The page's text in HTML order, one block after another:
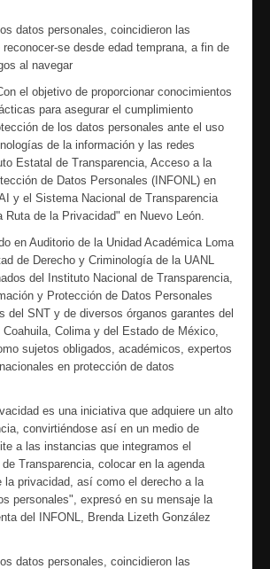
datos personales, coincidieron las
se desde edad temprana, a fin de
al navegar
el objetivo de proporcionar conocimientos
para asegurar el cumplimiento
de los datos personales ante el uso
de la información y las redes
Estatal de Transparencia, Acceso a la
de Datos Personales (INFONL) en
y el Sistema Nacional de Transparencia
Ruta de la Privacidad" en Nuevo León.
en Auditorio de la Unidad Académica Loma
de Derecho y Criminología de la UANL
del Instituto Nacional de Transparencia,
y Protección de Datos Personales
del SNT y de diversos órganos garantes del
Colima y del Estado de México,
sujetos obligados, académicos, expertos
en protección de datos
es una iniciativa que adquiere un alto
convirtiéndose así en un medio de
a las instancias que integramos el
Transparencia, colocar en la agenda
la privacidad, así como el derecho a la
personales", expresó en su mensaje la
del INFONL, Brenda Lizeth González
datos personales, coincidieron las